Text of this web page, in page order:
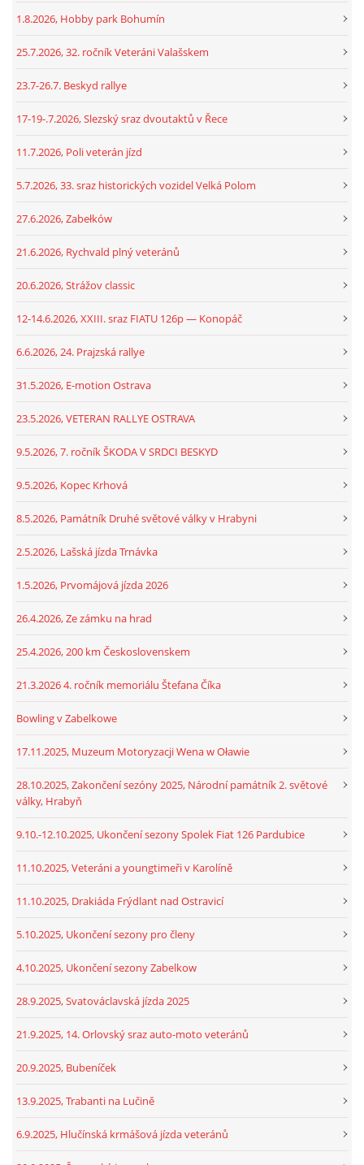
1.8.2026, Hobby park Bohumín
25.7.2026, 32. ročník Veteráni Valašskem
23.7-26.7. Beskyd rallye
17-19-.7.2026, Slezský sraz dvoutaktů v Řece
11.7.2026, Poli veterán jízd
5.7.2026, 33. sraz historických vozidel Velká Polom
27.6.2026, Zabełków
21.6.2026, Rychvald plný veteránů
20.6.2026, Strážov classic
12-14.6.2026, XXIII. sraz FIATU 126p — Konopáč
6.6.2026, 24. Prajzská rallye
31.5.2026, E-motion Ostrava
23.5.2026, VETERAN RALLYE OSTRAVA
9.5.2026, 7. ročník ŠKODA V SRDCI BESKYD
9.5.2026, Kopec Krhová
8.5.2026, Památník Druhé světové války v Hrabyni
2.5.2026, Lašská jízda Trnávka
1.5.2026, Prvomájová jízda 2026
26.4.2026, Ze zámku na hrad
25.4.2026, 200 km Československem
21.3.2026 4. ročník memoriálu Štefana Číka
Bowling v Zabelkowe
17.11.2025, Muzeum Motoryzacji Wena w Oławie
28.10.2025, Zakončení sezóny 2025, Národní památník 2. světové
války, Hrabyň
9.10.-12.10.2025, Ukončení sezony Spolek Fiat 126 Pardubice
11.10.2025, Veteráni a youngtimeři v Karolíně
11.10.2025, Drakiáda Frýdlant nad Ostravicí
5.10.2025, Ukončení sezony pro členy
4.10.2025, Ukončení sezony Zabelkow
28.9.2025, Svatováclavská jízda 2025
21.9.2025, 14. Orlovský sraz auto-moto veteránů
20.9.2025, Bubeníček
13.9.2025, Trabanti na Lučině
6.9.2025, Hlučínská krmášová jízda veteránů